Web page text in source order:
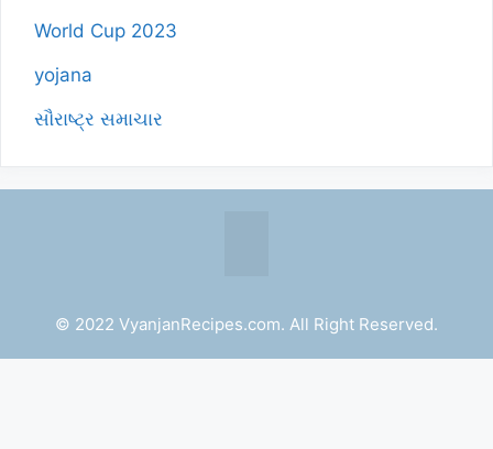
World Cup 2023
yojana
સૌરાષ્ટ્ર સમાચાર
© 2022 VyanjanRecipes.com. All Right Reserved.